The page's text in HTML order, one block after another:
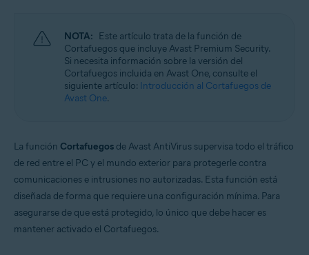
Avast Free Antivirus 24.x para Windows
Sistemas operativos:
Microsoft Windows 11 Home/Pro/Enterprise/Education
Microsoft Windows 10 Home/Pro/Enterprise/Education - 32 o 64 bits
Microsoft Windows 8.1/Pro/Enterprise - 32 o 64 bits
Premium/Professional/Enterprise/Ultimate - Service Pack 1 con
Convenient Rollup Update, 32 o 64 bits
NOTA: Este artículo trata de la función de
Cortafuegos que incluye Avast Premium Security.
Si necesita información sobre la versión del
Cortafuegos incluida en Avast One, consulte el
siguiente artículo: Introducción al Cortafuegos de
Avast One.
La función Cortafuegos de Avast AntiVirus supervisa todo el tráfico
de red entre el PC y el mundo exterior para protegerle contra
comunicaciones e intrusiones no autorizadas. Esta función está
diseñada de forma que requiere una configuración mínima. Para
asegurarse de que está protegido, lo único que debe hacer es
mantener activado el Cortafuegos.